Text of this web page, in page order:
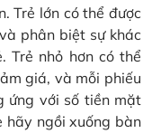
Trẻ lớn có thể được
phân biệt sự khác
Trẻ nhỏ hơn có thể
giá, và mỗi phiếu
ứng với số tiền mặt
hãy ngồi xuống bàn